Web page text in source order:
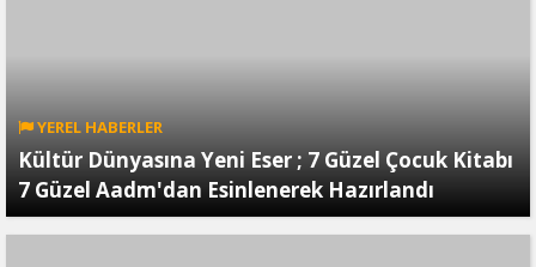
YEREL HABERLER
Kültür Dünyasına Yeni Eser ; 7 Güzel Çocuk Kitabı
7 Güzel Aadm'dan Esinlenerek Hazırlandı